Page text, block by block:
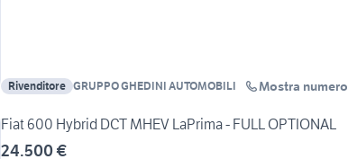
Rivenditore GRUPPO GHEDINI AUTOMOBILI Mostra numero
Fiat 600 Hybrid DCT MHEV LaPrima - FULL OPTIONAL
24.500 €